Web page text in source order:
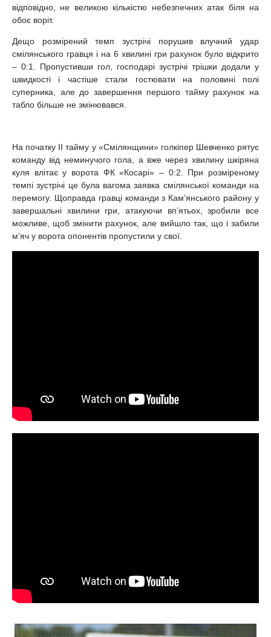
відповідно, не великою кількістю небезпечних атак біля на
обоє воріт.
Дещо розмірений темп зустрічі порушив влучний удар
смілянського гравця і на 6 хвилині гри рахунок було відкрито
– 0:1. Пропустивши гол, господарі зустрічі трішки додали у
швидкості і частіше стали гостювати на половині полі
суперника, але до завершення першого тайму рахунок на
табло більше не змінювався.
На початку II тайму у «Смілянщини» голкіпер Шевченко рятує
команду від неминучого гола, а вже через хвилину шкіряна
куля влітає у ворота ФК «Косарі» – 0:2. При розміреному
темпі зустрічі це була вагома заявка смілянської команди на
перемогу. Щоправда гравці команди з Кам’янського району у
завершальні хвилини гри, атакуючи вп’ятьох, зробили все
можливе, щоб змінити рахунок, але вийшло так, що і забили
м’яч у ворота опонентів пропустили у свої.